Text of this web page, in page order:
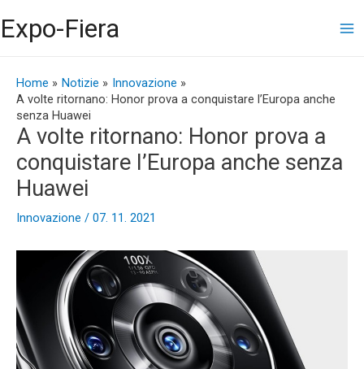
al
contenuto
Expo-Fiera
Home Notizie
Innovazione
A volte ritornano: Honor prova a conquistare l’Europa anche
senza Huawei
A volte ritornano: Honor prova a
conquistare l’Europa anche senza
Huawei
Innovazione / 07. 11. 2021
articoli